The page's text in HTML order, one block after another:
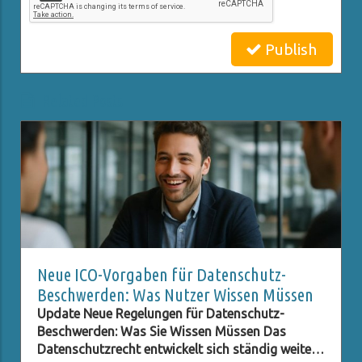
Publish
Neue ICO-Vorgaben für Datenschutz-
Beschwerden: Was Nutzer Wissen Müssen
Update Neue Regelungen für Datenschutz-
Beschwerden: Was Sie Wissen Müssen Das
Datenschutzrecht entwickelt sich ständig weiter,